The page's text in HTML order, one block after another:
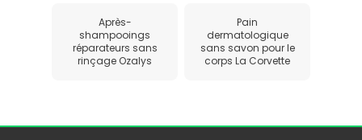
Après-
shampooings
réparateurs sans
rinçage Ozalys
Pain
dermatologique
sans savon pour le
corps La Corvette